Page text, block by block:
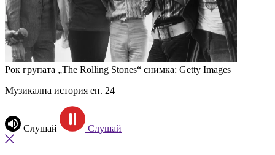
Рок групата „The Rolling Stones“ снимка: Getty Images
Музикална история еп. 24
Слушай Слушай